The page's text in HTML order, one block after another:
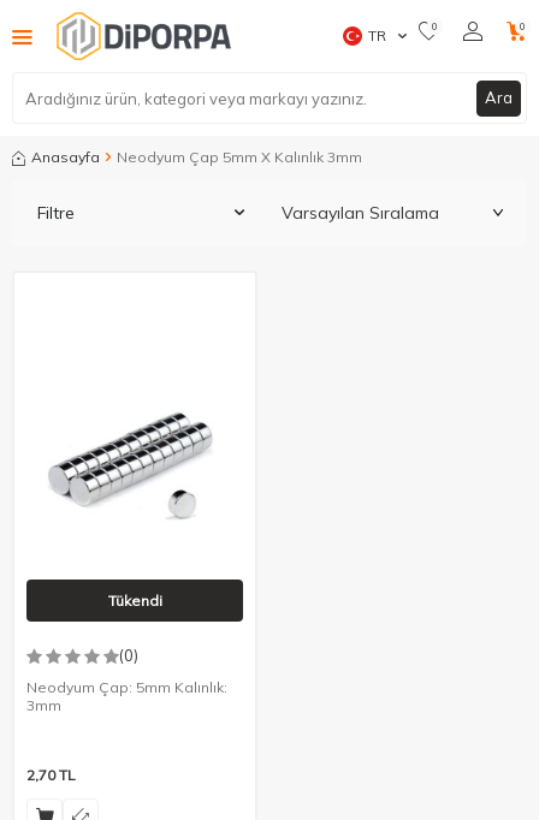
Ara
TR 0 0
Anasayfa Neodyum Çap 5mm X Kalınlık 3mm
Filtre
Tükendi
(0)
Neodyum Çap: 5mm Kalınlık:
3mm
2,70TL